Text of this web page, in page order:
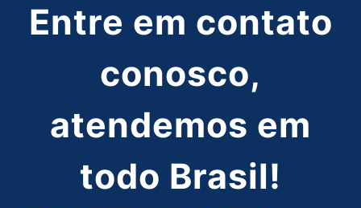
Entre em contato
conosco,
atendemos em
todo Brasil!